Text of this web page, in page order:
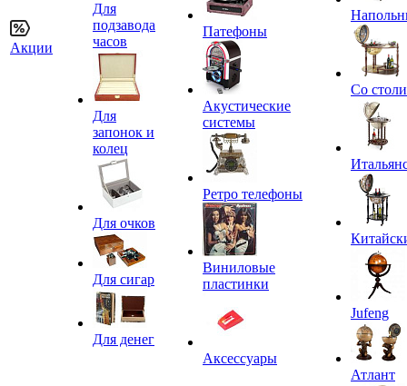
Акции
Для
подзавода
часов
Для
запонок и
колец
Для очков
Для сигар
Для денег
Патефоны
Акустические
системы
Ретро телефоны
Виниловые
пластинки
Аксессуары
Со
Jufeng
Атлант